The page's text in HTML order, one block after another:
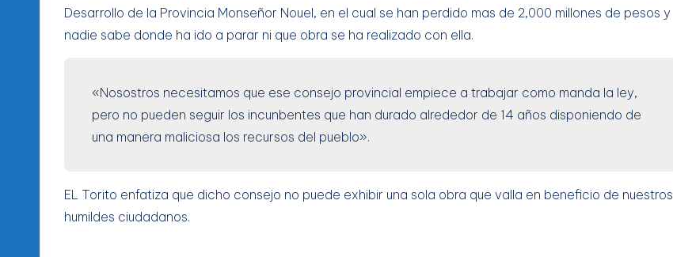
Desarrollo de la Provincia Monseñor Nouel, en el cual se han perdido mas de 2,000 millones de pesos y
nadie sabe donde ha ido a parar ni que obra se ha realizado con ella.
«Nosostros necesitamos que ese consejo provincial empiece a trabajar como manda la ley,
pero no pueden seguir los incunbentes que han durado alrededor de 14 años disponiendo de
una manera maliciosa los recursos del pueblo».
EL Torito enfatiza que dicho consejo no puede exhibir una sola obra que valla en beneficio de nuestros
humildes ciudadanos.